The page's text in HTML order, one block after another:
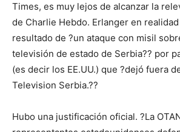
Times, es muy lejos de alcanzar la
de Charlie Hebdo. Erlanger en
resultado de ?un ataque con misil
televisión de estado de Serbia?? por
(es decir los EE.UU.) que ?dejó fuera
Television Serbia.??
Hubo una justificación oficial. ?La